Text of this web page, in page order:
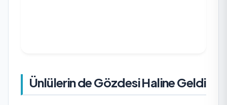
Ünlülerin de Gözdesi Haline Geldi